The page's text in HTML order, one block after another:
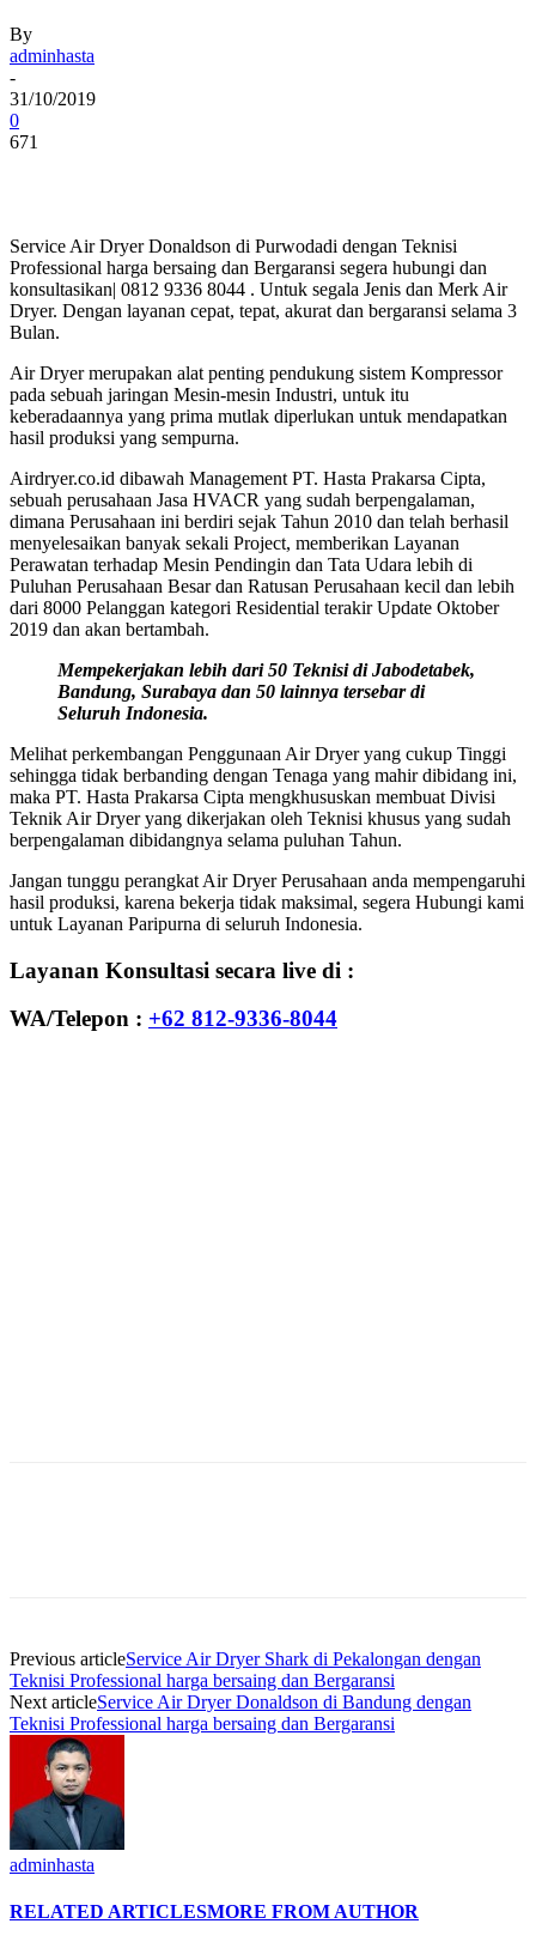
By
adminhasta
-
31/10/2019
0
671
Service Air Dryer Donaldson di Purwodadi dengan Teknisi
Professional harga bersaing dan Bergaransi segera hubungi dan
konsultasikan| 0812 9336 8044 . Untuk segala Jenis dan Merk Air
Dryer. Dengan layanan cepat, tepat, akurat dan bergaransi selama 3
Bulan.
Air Dryer merupakan alat penting pendukung sistem Kompressor
pada sebuah jaringan Mesin-mesin Industri, untuk itu
keberadaannya yang prima mutlak diperlukan untuk mendapatkan
hasil produksi yang sempurna.
Airdryer.co.id dibawah Management PT. Hasta Prakarsa Cipta,
sebuah perusahaan Jasa HVACR yang sudah berpengalaman,
dimana Perusahaan ini berdiri sejak Tahun 2010 dan telah berhasil
menyelesaikan banyak sekali Project, memberikan Layanan
Perawatan terhadap Mesin Pendingin dan Tata Udara lebih di
Puluhan Perusahaan Besar dan Ratusan Perusahaan kecil dan lebih
dari 8000 Pelanggan kategori Residential terakir Update Oktober
2019 dan akan bertambah.
Mempekerjakan lebih dari 50 Teknisi di Jabodetabek,
Bandung, Surabaya dan 50 lainnya tersebar di
Seluruh Indonesia.
Melihat perkembangan Penggunaan Air Dryer yang cukup Tinggi
sehingga tidak berbanding dengan Tenaga yang mahir dibidang ini,
maka PT. Hasta Prakarsa Cipta mengkhususkan membuat Divisi
Teknik Air Dryer yang dikerjakan oleh Teknisi khusus yang sudah
berpengalaman dibidangnya selama puluhan Tahun.
Jangan tunggu perangkat Air Dryer Perusahaan anda mempengaruhi
hasil produksi, karena bekerja tidak maksimal, segera Hubungi kami
untuk Layanan Paripurna di seluruh Indonesia.
Layanan Konsultasi secara live di :
WA/Telepon : +62 812-9336-8044
Previous articleService Air Dryer Shark di Pekalongan dengan
Teknisi Professional harga bersaing dan Bergaransi
Next articleService Air Dryer Donaldson di Bandung dengan
Teknisi Professional harga bersaing dan Bergaransi
adminhasta
RELATED ARTICLESMORE FROM AUTHOR